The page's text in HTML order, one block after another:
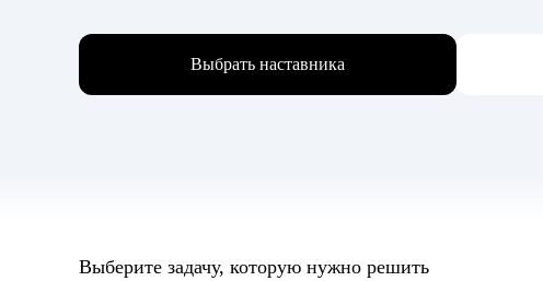
Выбрать наставника
Выберите задачу, которую нужно решить